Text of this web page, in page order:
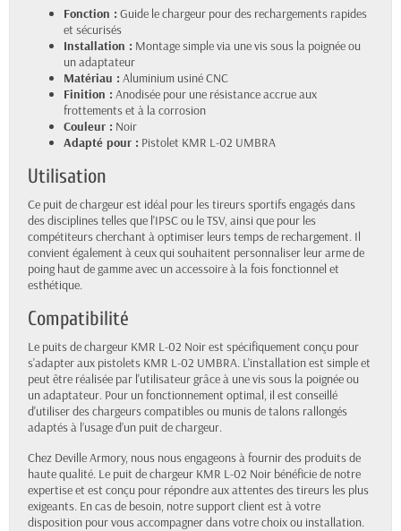
Fonction : Guide le chargeur pour des rechargements rapides
et sécurisés
Installation : Montage simple via une vis sous la poignée ou
un adaptateur
Matériau : Aluminium usiné CNC
Finition : Anodisée pour une résistance accrue aux
frottements et à la corrosion
Couleur : Noir
Adapté pour : Pistolet KMR L-02 UMBRA
Utilisation
Ce puit de chargeur est idéal pour les tireurs sportifs engagés dans
des disciplines telles que l'IPSC ou le TSV, ainsi que pour les
compétiteurs cherchant à optimiser leurs temps de rechargement. Il
convient également à ceux qui souhaitent personnaliser leur arme de
poing haut de gamme avec un accessoire à la fois fonctionnel et
esthétique.
Compatibilité
Le puits de chargeur KMR L-02 Noir est spécifiquement conçu pour
s'adapter aux pistolets KMR L-02 UMBRA. L'installation est simple et
peut être réalisée par l'utilisateur grâce à une vis sous la poignée ou
un adaptateur. Pour un fonctionnement optimal, il est conseillé
d'utiliser des chargeurs compatibles ou munis de talons rallongés
adaptés à l’usage d’un puit de chargeur.
Chez Deville Armory, nous nous engageons à fournir des produits de
haute qualité. Le puit de chargeur KMR L-02 Noir bénéficie de notre
expertise et est conçu pour répondre aux attentes des tireurs les plus
exigeants. En cas de besoin, notre support client est à votre
disposition pour vous accompagner dans votre choix ou installation.